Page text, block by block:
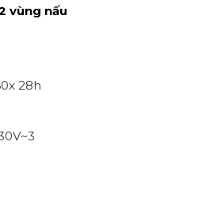
vùng nấu
28h